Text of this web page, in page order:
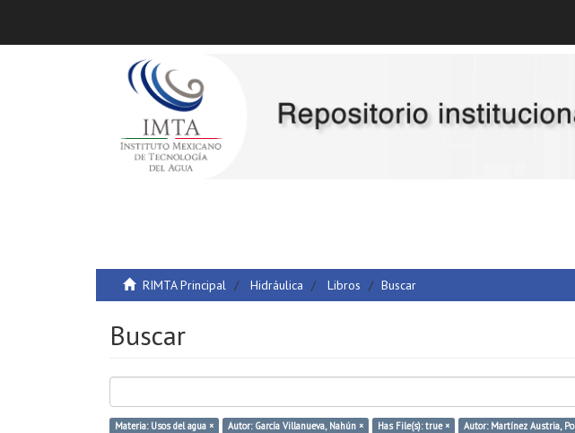
RIMTA Principal Hidráulica Libros Buscar
Buscar
Materia: Usos del agua × Autor: García Villanueva, Nahún × Has File(s): true × Autor: Martínez Austria,